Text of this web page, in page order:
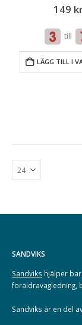
149
till
LÄGG TILL I
SANDVIKS
Sandviks hjälper
föräldravägledning,
Sandviks är en del